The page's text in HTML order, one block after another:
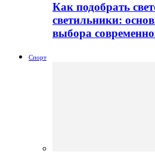
Как подобрать
светильники:
выбора
Спорт